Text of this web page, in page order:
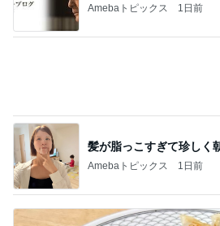
Amebaトピックス 1日前
髪が脂っこすぎて珍しく
Amebaトピックス 1日前